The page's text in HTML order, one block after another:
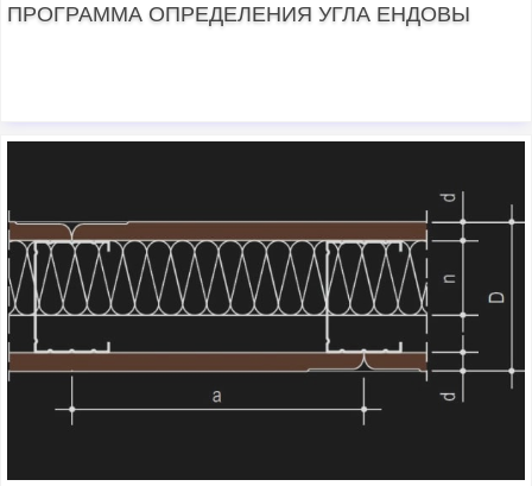
ПРОГРАММА ОПРЕДЕЛЕНИЯ УГЛА ЕНДОВЫ